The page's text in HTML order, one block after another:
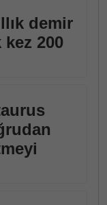
demir
200